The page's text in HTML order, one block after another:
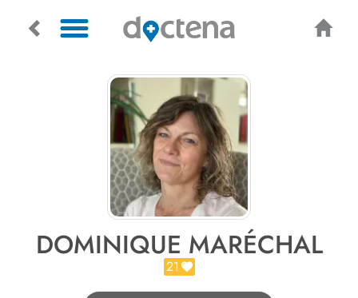
DOMINIQUE MARÉCHAL
21